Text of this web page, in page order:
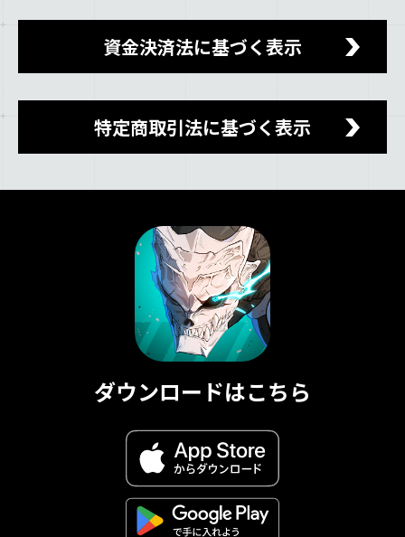
資金決済法に基づく表示
特定商取引法に基づく表示
ダウンロードはこちら